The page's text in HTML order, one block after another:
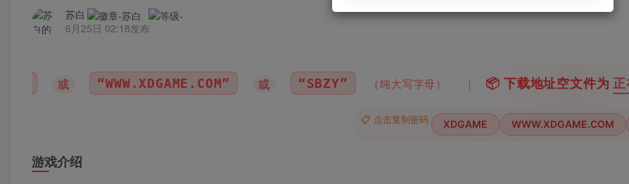
苏白
6月25日 02:18发布
“SBZY” （纯大写字母） 📦下载地址空文件为 正在上传中 ，请稍后再查看 ~ ｜
📋 点击复制密码 XDGAME WWW.XDGAME.COM
游戏介绍